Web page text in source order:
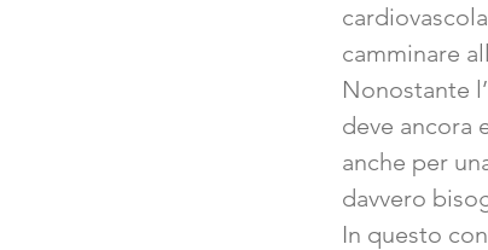
camminare
Nonostante
deve ancora
anche per
davvero
In questo